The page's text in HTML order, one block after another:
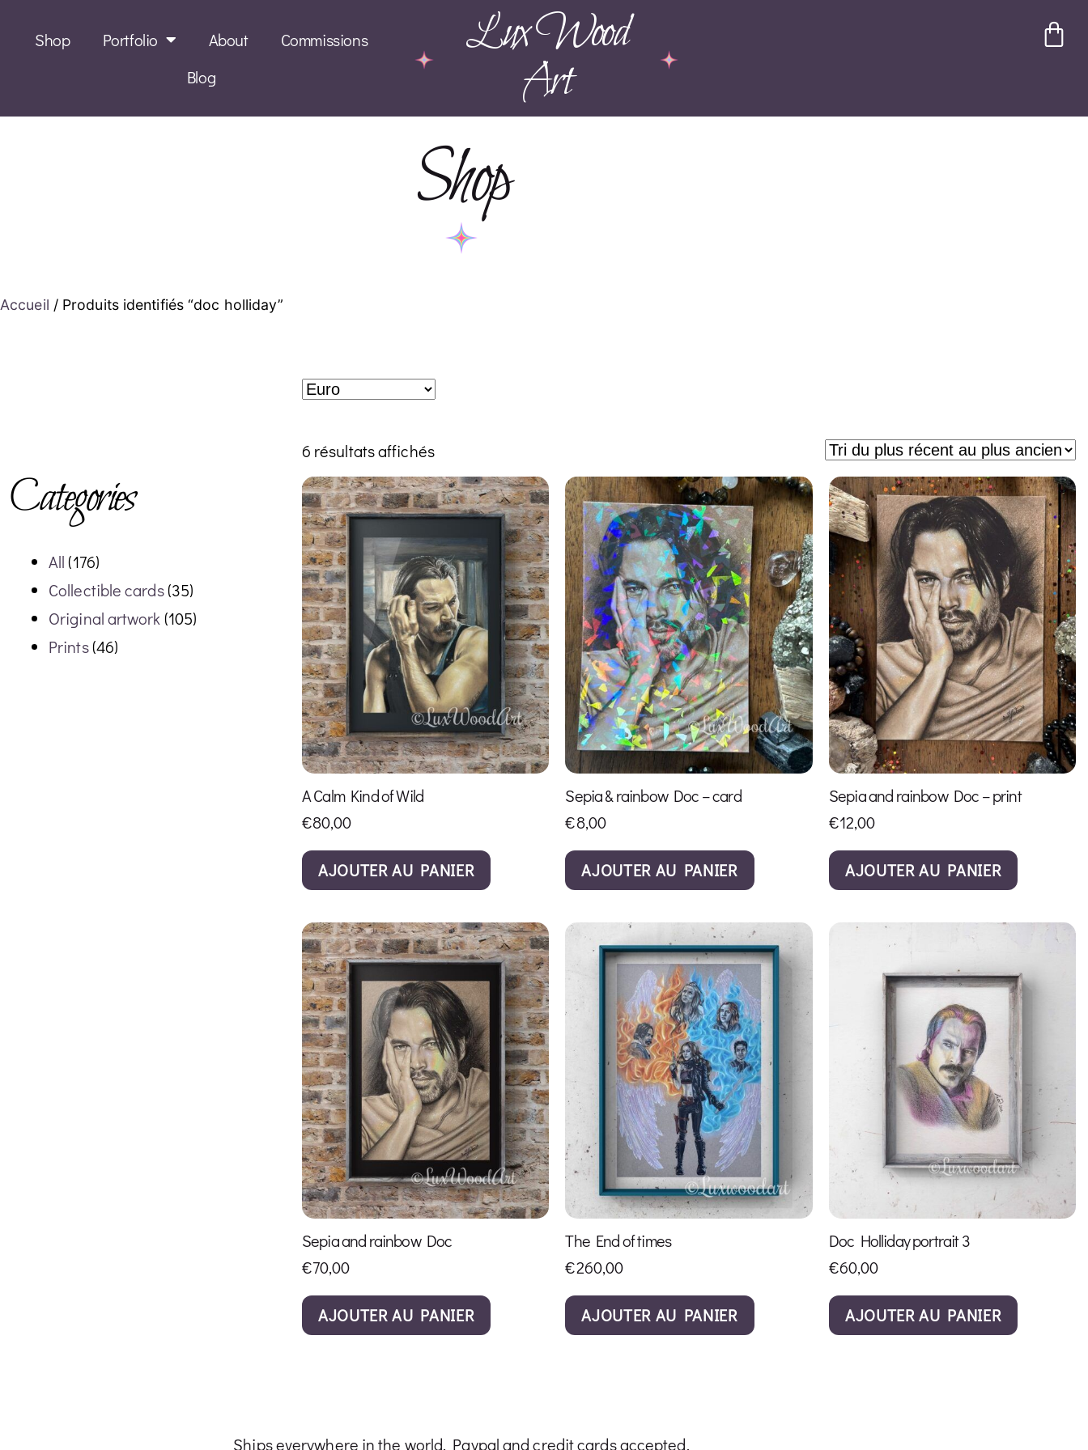
Shop Portfolio About
Commissions
Blog
Lux Wood
Art
Shop
Accueil / Produits identifiés “doc holliday”
Categories
All (176)
Collectible cards(35)
Original artwork (105)
Prints(46)
6 résultats affichés
A Calm Kind of Wild
€80,00
AJOUTER AU PANIER
Sepia & rainbow Doc – card
€8,00
AJOUTER AU PANIER
Sepia and rainbow Doc – print
€12,00
AJOUTER AU PANIER
Sepia and rainbow Doc
€70,00
AJOUTER AU PANIER
The End of times
€260,00
AJOUTER AU PANIER
Doc Holliday portrait 3
€60,00
AJOUTER AU PANIER
Ships everywhere in the world. Paypal and credit cards accepted.